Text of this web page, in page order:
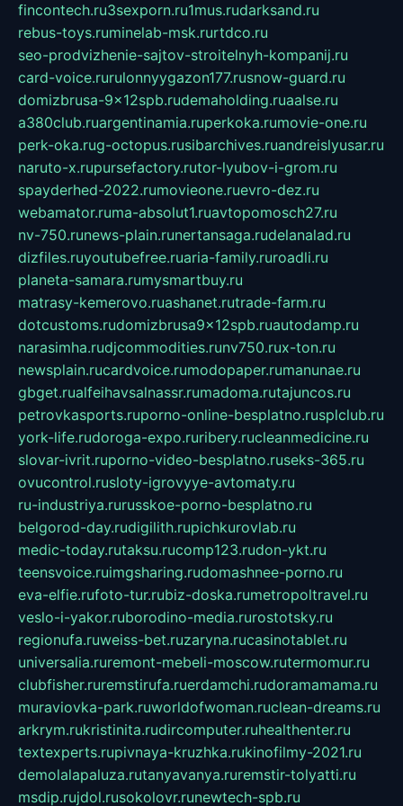
fincontech.ru3sexporn.ru1mus.rudarksand.ru
rebus-toys.ruminelab-msk.rurtdco.ru
seo-prodvizhenie-sajtov-stroitelnyh-kompanij.ru
card-voice.rurulonnyygazon177.rusnow-guard.ru
domizbrusa-9x12spb.rudemaholding.ruaalse.ru
a380club.ruargentinamia.ruperkoka.rumovie-one.ru
perk-oka.rug-octopus.rusibarchives.ruandreislyusar.ru
naruto-x.rupursefactory.rutor-lyubov-i-grom.ru
spayderhed-2022.rumovieone.ruevro-dez.ru
webamator.ruma-absolut1.ruavtopomosch27.ru
nv-750.runews-plain.runertansaga.rudelanalad.ru
dizfiles.ruyoutubefree.ruaria-family.ruroadli.ru
planeta-samara.rumysmartbuy.ru
matrasy-kemerovo.ruashanet.rutrade-farm.ru
dotcustoms.rudomizbrusa9x12spb.ruautodamp.ru
narasimha.rudjcommodities.runv750.rux-ton.ru
newsplain.rucardvoice.rumodopaper.rumanunae.ru
gbget.rualfeihavsalnassr.rumadoma.rutajuncos.ru
petrovkasports.ruporno-online-besplatno.rusplclub.ru
york-life.rudoroga-expo.ruribery.rucleanmedicine.ru
slovar-ivrit.ruporno-video-besplatno.ruseks-365.ru
ovucontrol.rusloty-igrovyye-avtomaty.ru
ru-industriya.rurusskoe-porno-besplatno.ru
belgorod-day.rudigilith.rupichkurovlab.ru
medic-today.rutaksu.rucomp123.rudon-ykt.ru
teensvoice.ruimgsharing.rudomashnee-porno.ru
eva-elfie.rufoto-tur.rubiz-doska.rumetropoltravel.ru
veslo-i-yakor.ruborodino-media.rurostotsky.ru
regionufa.ruweiss-bet.ruzaryna.rucasinotablet.ru
universalia.ruremont-mebeli-moscow.rutermomur.ru
clubfisher.ruremstirufa.ruerdamchi.rudoramamama.ru
muraviovka-park.ruworldofwoman.ruclean-dreams.ru
arkrym.rukristinita.rudircomputer.ruhealthenter.ru
textexperts.rupivnaya-kruzhka.rukinofilmy-2021.ru
demolalapaluza.rutanyavanya.ruremstir-tolyatti.ru
msdip.rujdol.rusokolovr.runewtech-spb.ru